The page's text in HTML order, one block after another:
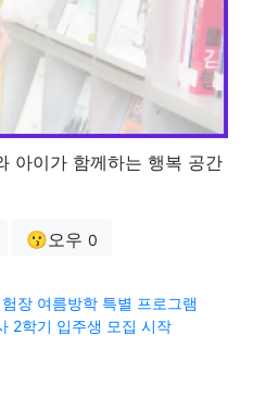
아이가 함께하는 행복 공간
😗오우 0
장 여름방학 특별 프로그램
2학기 입주생 모집 시작